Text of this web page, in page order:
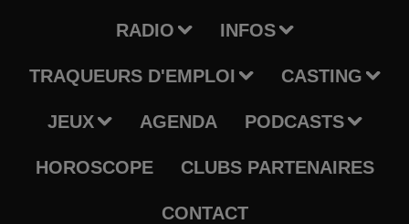
RADIO INFOS
TRAQUEURS D'EMPLOI CASTING
JEUX AGENDA PODCASTS
HOROSCOPE CLUBS PARTENAIRES
CONTACT